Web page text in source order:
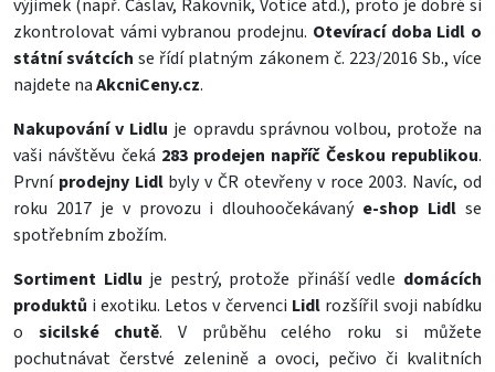
výjimek (např. Čáslav, Rakovník, Votice atd.), proto je dobré si
zkontrolovat vámi vybranou prodejnu. Otevírací doba Lidl o
státní svátcích se řídí platným zákonem č. 223/2016 Sb., více
najdete naAkcniCeny.cz.
Nakupování v Lidlu je opravdu správnou volbou, protože na
vaši návštěvu čeká 283 prodejen napříč Českou republikou.
První prodejny Lidlbyly v ČR otevřeny v roce 2003. Navíc, od
roku 2017 je v provozu i dlouhoočekávaný e-shop Lidl se
spotřebním zbožím.
Sortiment Lidlu je pestrý, protože přináší vedle domácích
produktů i exotiku. Letos v červenci Lidlrozšířil svoji nabídku
o sicilské chutě.
V průběhu celého roku si můžete
pochutnávat čerstvé zelenině a ovoci, pečivo či kvalitních